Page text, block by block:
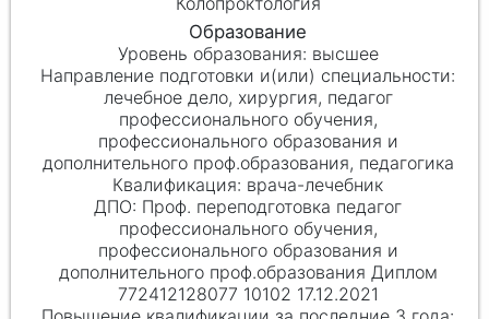
высшее
лечебное дело, хирургия, педагог
профессионального обучения,
профессионального образования и
дополнительного проф.образования, педагогика
врача-лечебник
Проф. переподготовка педагог
профессионального обучения,
профессионального образования и
дополнительного проф.образования Диплом
772412128077 10102 17.12.2021